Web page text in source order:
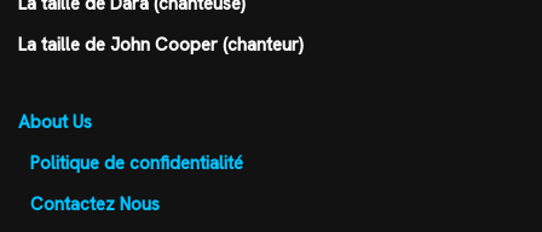
La taille de John Cooper (chanteur)
About Us
Politique de confidentialité
Contactez Nous